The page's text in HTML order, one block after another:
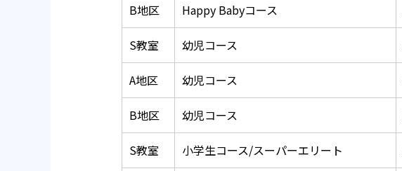
B地区 Happy Babyコース
S教室 幼児コース
A地区 幼児コース
B地区 幼児コース
S教室 小学生コース/スーパーエリート